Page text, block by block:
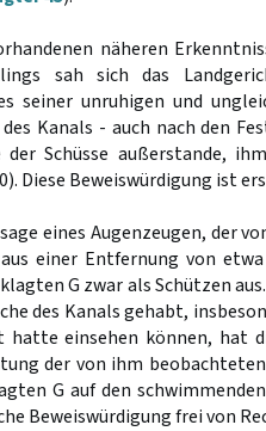
näheren
sah sich das
seiner unruhigen und
Kanals - auch nach den
Schüsse außerstande,
Diese Beweiswürdigung ist
eines Augenzeugen, der
einer Entfernung von
G zwar als Schützen
des Kanals gehabt,
hatte einsehen können, hat
der von ihm
G auf den
Beweiswürdigung frei von